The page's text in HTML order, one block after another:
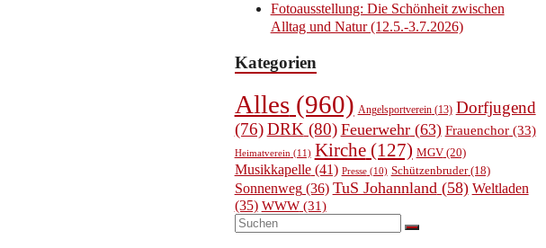
Fotoausstellung: Die Schönheit zwischen
Alltag und Natur (12.5.-3.7.2026)
Kategorien
Alles(960) Angelsportverein(13) Dorfjugend
(76) DRK (80) Feuerwehr(63) Frauenchor(33)
Heimatverein (11) Kirche(127) MGV(20)
Musikkapelle(41) Presse(10) Schützenbruder(18)
Sonnenweg(36) TuS Johannland (58) Weltladen
(35) WWW(31)